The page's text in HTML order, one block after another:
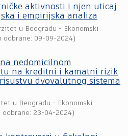
aktivnosti i njen uticaj
i empirijska analiza
u Beogradu - Ekonomski
odbrane: 09-09-2024)
nedomicilnom
na kreditni i kamatni rizik
dvovalutnog sistema
u Beogradu - Ekonomski
odbrane: 23-04-2024)